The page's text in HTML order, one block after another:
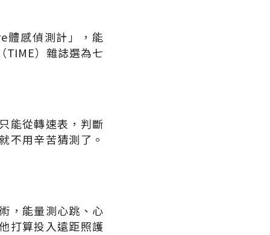
體感偵測計」，能
TIME）雜誌選為七
能從轉速表，判斷
不用辛苦猜測了。
，能量測心跳、心
打算投入遠距照護